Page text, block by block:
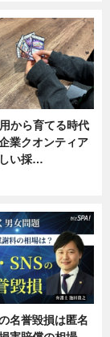
から育てる時代
業クオンティア
い採…
名誉毀損は匿名